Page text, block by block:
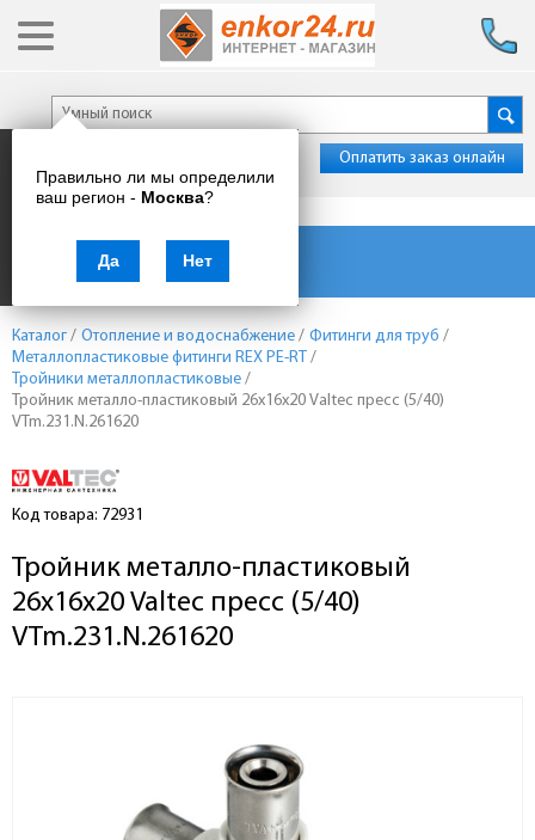
Правильно ли мы определили
ваш регион - Москва?
Да Нет
Оплатить заказ онлайн
Каталог товаров
Каталог / Отопление и водоснабжение / Фитинги для труб /
Металлопластиковые фитинги REX PE-RT /
Тройники металлопластиковые /
Тройник металло-пластиковый 26х16х20 Valtec пресс (5/40)
VTm.231.N.261620
Код товара: 72931
Тройник металло-пластиковый
26х16х20 Valtec пресс (5/40)
VTm.231.N.261620